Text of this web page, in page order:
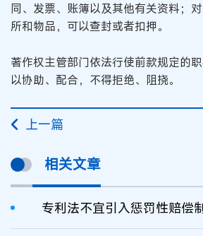
同、发票、账簿以及其他有关资料；
所和物品，可以查封或者扣押。
著作权主管部门依法行使前款规定的
以协助、配合，不得拒绝、阻挠。
上一篇
相关文章
专利法不宜引入惩罚性赔偿